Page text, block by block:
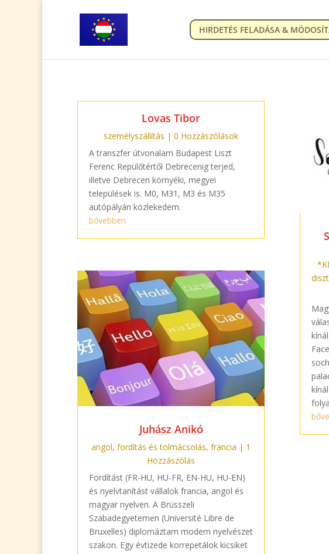
HIRDETÉS FELADÁSA &
Lovas Tibor
személyszállítás | 0 Hozzászólások
A transzfer útvonalam Budapest Liszt
Ferenc Repülőtértől Debrecenig terjed,
illetve Debrecen környéki, megyei
települések is. M0, M31, M3 és M35
autópályán közlekedem.
bővebben
Juhász Anikó
angol,fordítás és tolmácsolás,francia | 1
Hozzászólás
Fordítást (FR-HU, HU-FR, EN-HU, HU-EN)
és nyelvtanítást vállalok francia, angol és
magyar nyelven. A Brüsszeli
Szabadegyetemen (Université Libre de
Bruxelles) diplomáztam modern nyelvészet
szakon. Egy évtizede korrepetálok kicsiket